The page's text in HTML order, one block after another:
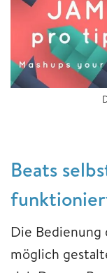
Beats
Die Bedienung
möglich